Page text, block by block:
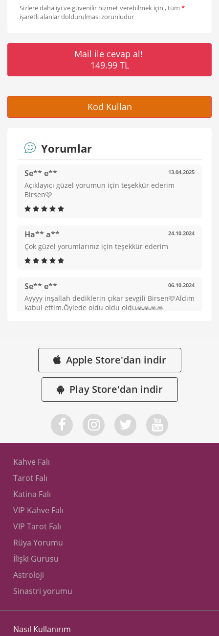
Sizlere daha iyi ve güvenilir hizmet verebilmek için , tüm *
işaretli alanlar doldurulması zorunludur
Mail ile cevap al!
149.99 TL
Kod Kullan
Yorumlar
Se** e** 13.04.2025
Açıklayıcı güzel yorumun için teşekkür ederim
Birsen🩷
Ha** a** 24.10.2024
Çok güzel yorumlarınız için teşekkür ederim
Se** e** 06.10.2024
Ayyyy inşallah dediklerin çıkar sevgili Birsen🩷Aldım
kabul ettim.Öylede oldu oldu oldu🙏🙏🙏🙏
Sa** a** 06.07.2024
insallah yaziyorum buraya gelirse haber edeceğim
teşekkür ederim emeğinize sağlık
Ya** a**
tsk ederim
Be** e**
Güzel bir yorumlamaydı, umuyorum öyle olur
Ba** a**
çok teşekkür ederim inşallah verdiğin tarihlerde
bildiricem ağzınıza sağlık
Apple Store'dan indir
Play Store'dan indir
Kahve Falı
Tarot Falı
Katina Falı
VIP Kahve Falı
VIP Tarot Falı
Rüya Yorumu
İlişki Gurusu
Astroloji
Sinastri yorumu
Nasıl Kullanırım